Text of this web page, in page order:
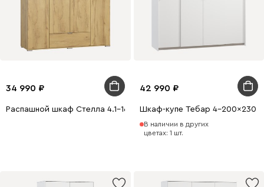
34 990
Распашной шкаф Стелла 4.1-160x220 Дуб Золотистый
42 990
Шкаф-купе Тебар 4-200x230
В наличии в других
цветах: 1 шт.